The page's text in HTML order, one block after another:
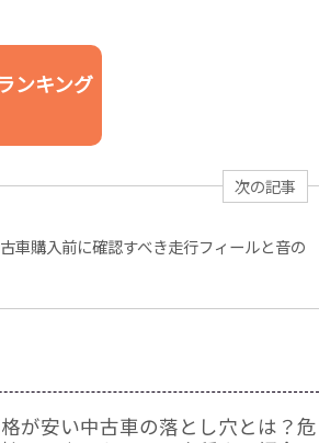
ンキング
次の記事
車購入前に確認すべき走行フィールと音の
が安い中古車の落とし穴とは？危